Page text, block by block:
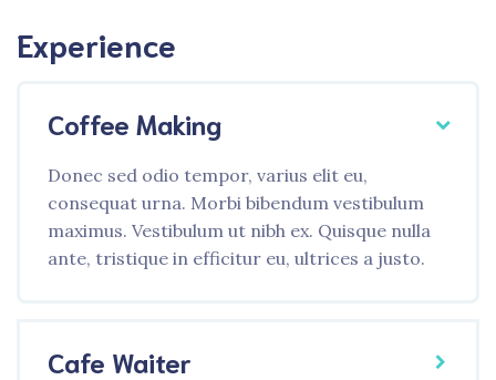
Experience
Coffee Making
Donec sed odio tempor, varius elit eu,
consequat urna. Morbi bibendum vestibulum
maximus. Vestibulum ut nibh ex. Quisque nulla
ante, tristique in efficitur eu, ultrices a justo.
Cafe Waiter